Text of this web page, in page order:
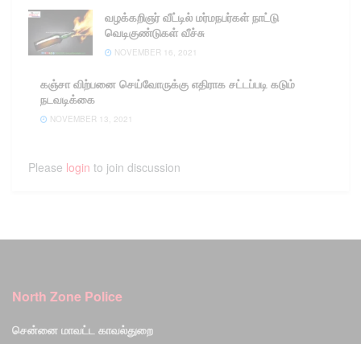
வழக்கறிஞர் வீட்டில் மர்மநபர்கள் நாட்டு
வெடிகுண்டுகள் வீச்சு
NOVEMBER 16, 2021
கஞ்சா விற்பனை செய்வோருக்கு எதிராக சட்டப்படி கடும்
நடவடிக்கை
NOVEMBER 13, 2021
Please login to join discussion
North Zone Police
சென்னை மாவட்ட காவல்துறை